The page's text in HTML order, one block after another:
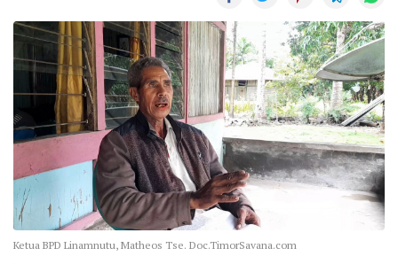
Ketua BPD Linamnutu, Matheos Tse. Doc.TimorSavana.com